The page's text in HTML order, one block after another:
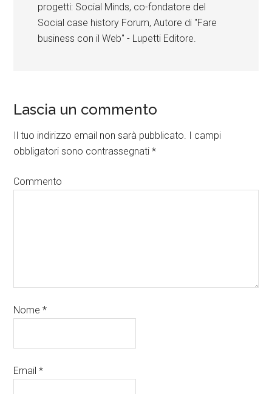
progetti: Social Minds, co-fondatore del
Social case history Forum, Autore di "Fare
business con il Web" - Lupetti Editore.
Lascia un commento
Il tuo indirizzo email non sarà pubblicato. I campi
obbligatori sono contrassegnati*
Commento
Nome*
Email*